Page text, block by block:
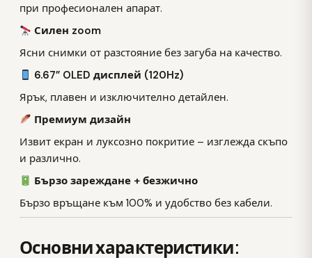
при професионален апарат.
Силен zoom
Ясни снимки от разстояние без загуба на качество.
6.67” OLED дисплей (120Hz)
Ярък, плавен и изключително детайлен.
Премиум дизайн
Извит екран и луксозно покритие – изглежда скъпо
и различно.
Бързо зареждане + безжично
Бързо връщане към 100% и удобство без кабели.
Основни характеристики: